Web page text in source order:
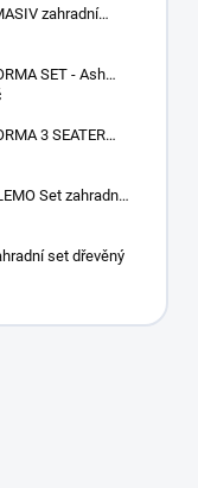
zahradní
- 180 cm
SET - Ash
3 SEATER
grey/Storm grey
Set zahradní,
set dřevěný